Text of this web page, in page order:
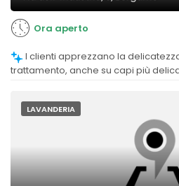
Ora aperto
trattamento, anche su capi più
LAVANDERIA